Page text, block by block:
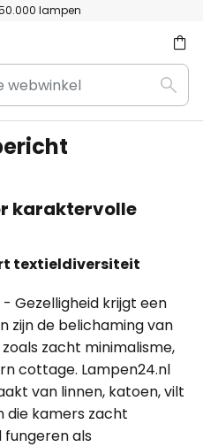
lampen
karaktervolle
textieldiversiteit
- Gezelligheid krijgt een
zijn de belichaming van
zacht minimalisme,
cottage. Lampen24.nl
van linnen, katoen, vilt
die kamers zacht
als